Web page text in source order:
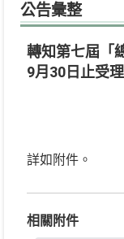
公告彙整
轉知第七屆「
9月30日止受
詳如附件。
相關附件